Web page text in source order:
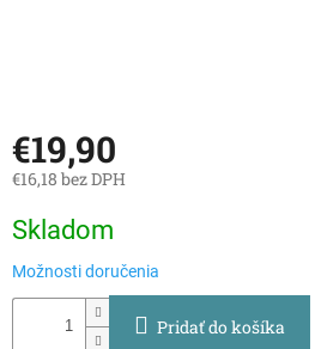
€19,90
€16,18 bez DPH
cena:
Skladom
Možnosti doručenia
Pridať do košíka